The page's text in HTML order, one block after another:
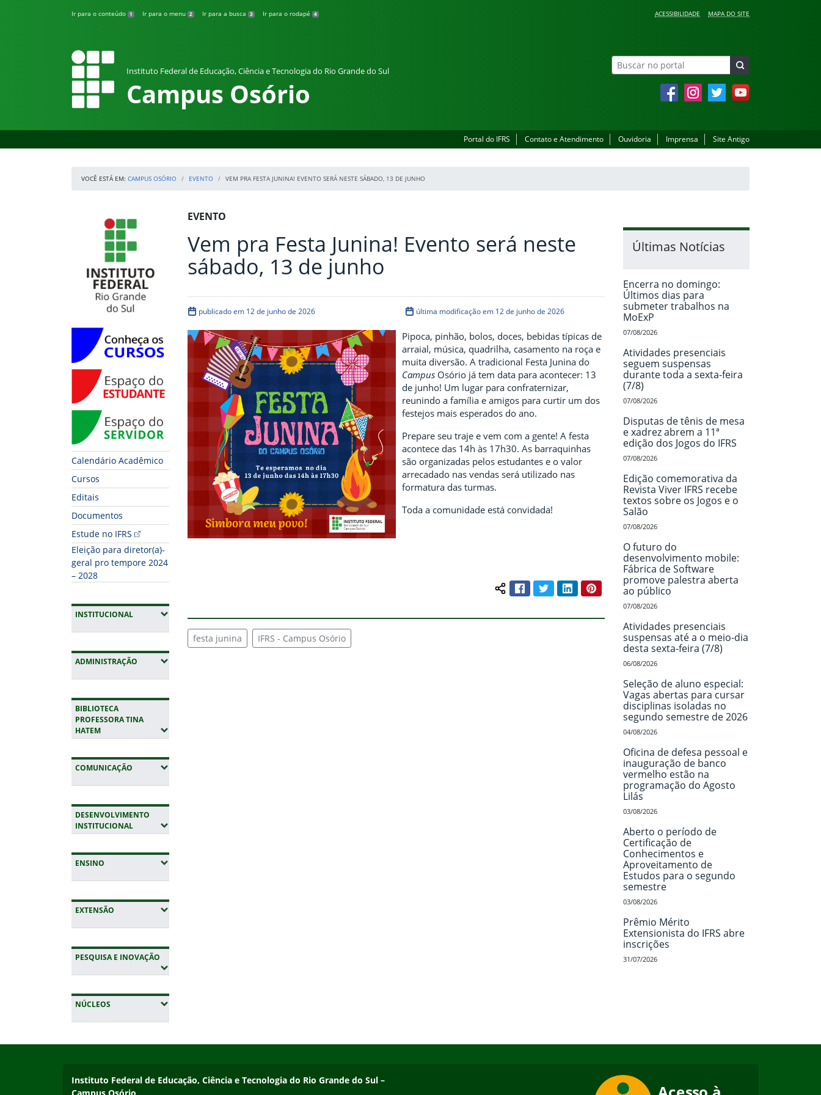
Ir para o conteúdo 1 Ir para o menu 2 Ir para a busca 3 Ir para o rodapé 4 ACESSIBILIDADE MAPA DO SITE
Instituto Federal de Educação, Ciência e Tecnologia do Rio Grande do Sul
Campus Osório FacebookInstagramTwitter YouTube
Portal do IFRS Contato e Atendimento Ouvidoria Imprensa Site Antigo
VOCÊ ESTÁ EM: CAMPUS OSÓRIO EVENTO VEM PRA FESTA JUNINA! EVENTO SERÁ NESTE SÁBADO, 13 DE JUNHO
Início da navegação
Conheça os Cursos
Espaço do Estudante
Espaço do Servidor
Calendário Acadêmico
Cursos
Editais
Documentos
Estude no IFRS
Eleição para diretor(a)-
geral pro tempore 2024
– 2028
INSTITUCIONAL(EXPANDIR SUBMENUS)
ADMINISTRAÇÃO (EXPANDIR SUBMENUS)
BIBLIOTECA
PROFESSORA TINA
HATEM(EXPANDIR SUBMENUS)
COMUNICAÇÃO (EXPANDIR SUBMENUS)
DESENVOLVIMENTO
INSTITUCIONAL(EXPANDIR SUBMENUS)
ENSINO (EXPANDIR SUBMENUS)
EXTENSÃO (EXPANDIR SUBMENUS)
PESQUISA E INOVAÇÃO
NÚCLEOS (EXPANDIR SUBMENUS)
Início do conteúdo
EVENTO
Vem pra Festa Junina! Evento será neste
sábado, 13 de junho
publicado em 12 de junho de 2026 última modificação em 12 de junho de 2026
Pipoca, pinhão, bolos, doces, bebidas típicas de
arraial, música, quadrilha, casamento na roça e
muita diversão. A tradicional Festa Junina do
Campus Osório já tem data para acontecer: 13
de junho! Um lugar para confraternizar,
reunindo a família e amigos para curtir um dos
festejos mais esperados do ano.
Prepare seu traje e vem com a gente! A festa
acontece das 14h às 17h30. As barraquinhas
são organizadas pelos estudantes e o valor
arrecadado nas vendas será utilizado nas
formatura das turmas.
Toda a comunidade está convidada!
Compartilhar conteúdo:
FacebookTwitterLinkedInPinterest
festa junina IFRS - Campus Osório
Últimas Notícias
Encerra no domingo:
Últimos dias para
submeter trabalhos na
MoExP
07/08/2026
Atividades presenciais
seguem suspensas
durante toda a sexta-feira
(7/8)
07/08/2026
Disputas de tênis de mesa
e xadrez abrem a 11ª
edição dos Jogos do IFRS
07/08/2026
Edição comemorativa da
Revista Viver IFRS recebe
textos sobre os Jogos e o
Salão
07/08/2026
O futuro do
desenvolvimento mobile:
Fábrica de Software
promove palestra aberta
ao público
07/08/2026
Atividades presenciais
suspensas até a o meio-dia
desta sexta-feira (7/8)
06/08/2026
Seleção de aluno especial:
Vagas abertas para cursar
disciplinas isoladas no
segundo semestre de 2026
04/08/2026
Oficina de defesa pessoal e
inauguração de banco
vermelho estão na
programação do Agosto
Lilás
03/08/2026
Aberto o período de
Certificação de
Conhecimentos e
Aproveitamento de
Estudos para o segundo
semestre
03/08/2026
Prêmio Mérito
Extensionista do IFRS abre
inscrições
31/07/2026
Instituto Federal de Educação, Ciência e Tecnologia do Rio Grande do Sul – Campus Osório
Instituto Federal de Educação, Ciência e Tecnologia do Rio Grande do Sul –